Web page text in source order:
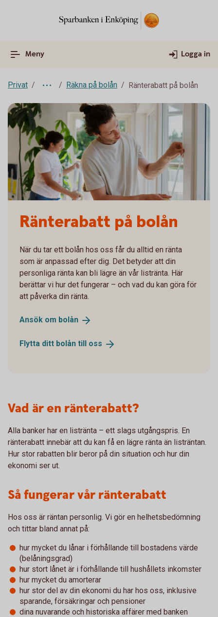
Meny Logga in
Privat Räkna på bolån Ränterabatt på bolån
Ränterabatt på bolån
När du tar ett bolån hos oss får du alltid en ränta
som är anpassad efter dig. Det betyder att din
personliga ränta kan bli lägre än vår listränta. Här
berättar vi hur det fungerar – och vad du kan göra för
att påverka din ränta.
Ansök om bolån
Flytta ditt bolån till oss
Vad är en ränterabatt?
Alla banker har en listränta – ett slags utgångspris. En
ränterabatt innebär att du kan få en lägre ränta än listräntan.
Hur stor rabatten blir beror på din situation och hur din
ekonomi ser ut.
Så fungerar vår ränterabatt
Hos oss är räntan personlig. Vi gör en helhetsbedömning
och tittar bland annat på:
hur mycket du lånar i förhållande till bostadens värde
(belåningsgrad)
hur stort lånet är i förhållande till hushållets inkomster
hur mycket du amorterar
hur stor del av din ekonomi du har hos oss, inklusive
sparande, försäkringar och pensioner
dina nuvarande och historiska affärer med banken